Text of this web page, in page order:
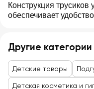
Конструкция
обеспечивает
Другие
Детские товары
Детская косметика и